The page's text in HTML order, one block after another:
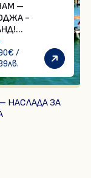
–
-
на
Без
Виетнам и
за
граждани
€ /
лв.